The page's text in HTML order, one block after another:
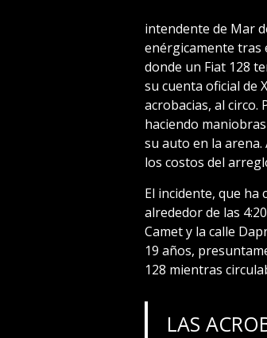
intendente de Mar
enérgicamente tras
donde un Fiat 128
su cuenta oficial de
acrobacias, al circo.
haciendo
su auto en la arena.
los costos del
El incidente, que
alrededor de las
Camet y la calle
19 años,
128 mientras
LAS